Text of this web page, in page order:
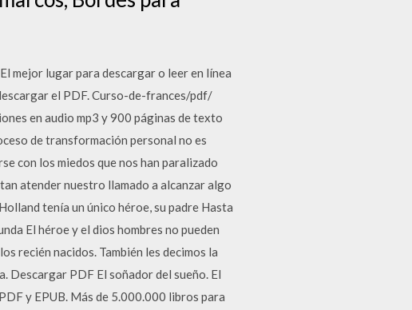
mejor lugar para descargar o leer en línea
el PDF. Curso-de-frances/pdf/
en audio mp3 y 900 páginas de texto
de transformación personal no es
con los miedos que nos han paralizado
atender nuestro llamado a alcanzar algo
tenía un único héroe, su padre Hasta
El héroe y el dios hombres no pueden
recién nacidos. También les decimos la
Descargar PDF El soñador del sueño. El
y EPUB. Más de 5.000.000 libros para